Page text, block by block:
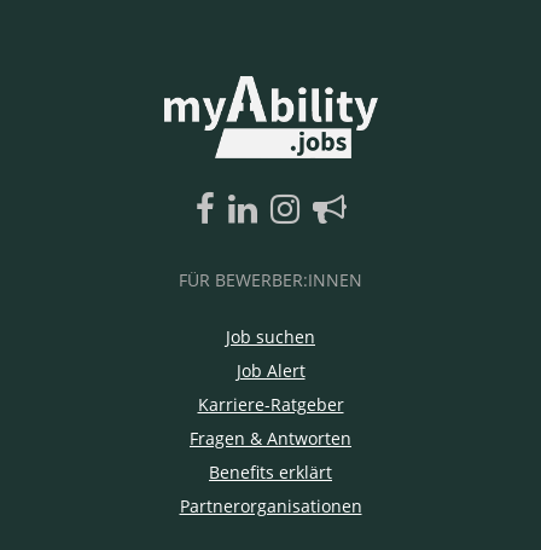
FÜR BEWERBER:INNEN
Job suchen
Job Alert
Karriere-Ratgeber
Fragen & Antworten
Benefits erklärt
Partnerorganisationen